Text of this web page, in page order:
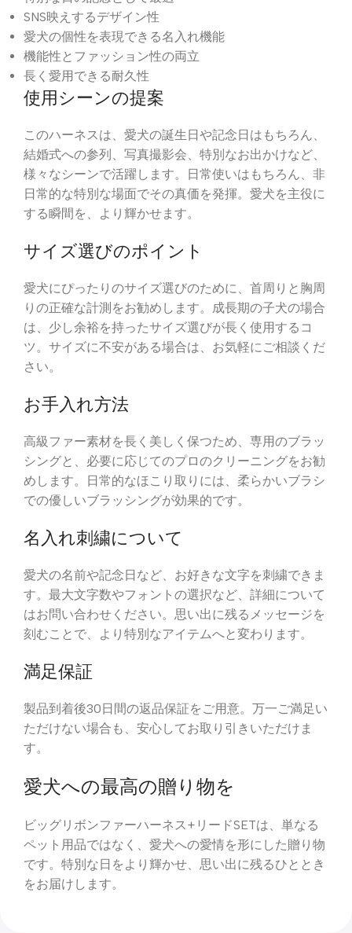
SNS映えするデザイン性
愛犬の個性を表現できる名入れ機能
機能性とファッション性の両立
長く愛用できる耐久性
使用シーンの提案
このハーネスは、愛犬の誕生日や記念日はもちろん、
結婚式への参列、写真撮影会、特別なお出かけなど、
様々なシーンで活躍します。日常使いはもちろん、非
日常的な特別な場面でその真価を発揮。愛犬を主役に
する瞬間を、より輝かせます。
サイズ選びのポイント
愛犬にぴったりのサイズ選びのために、首周りと胸周
りの正確な計測をお勧めします。成長期の子犬の場合
は、少し余裕を持ったサイズ選びが長く使用するコ
ツ。サイズに不安がある場合は、お気軽にご相談くだ
さい。
お手入れ方法
高級ファー素材を長く美しく保つため、専用のブラッ
シングと、必要に応じてのプロのクリーニングをお勧
めします。日常的なほこり取りには、柔らかいブラシ
での優しいブラッシングが効果的です。
名入れ刺繍について
愛犬の名前や記念日など、お好きな文字を刺繍できま
す。最大文字数やフォントの選択など、詳細について
はお問い合わせください。思い出に残るメッセージを
刻むことで、より特別なアイテムへと変わります。
満足保証
製品到着後30日間の返品保証をご用意。万一ご満足い
ただけない場合も、安心してお取り引きいただけま
す。
愛犬への最高の贈り物を
ビッグリボンファーハーネス+リードSETは、単なる
ペット用品ではなく、愛犬への愛情を形にした贈り物
です。特別な日をより輝かせ、思い出に残るひととき
をお届けします。